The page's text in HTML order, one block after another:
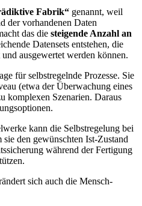
Fabrik“ genannt, weil
der vorhandenen Daten
das die steigende Anzahl an
Datensets entstehen, die
ausgewertet werden können.
für selbstregelnde Prozesse. Sie
(etwa der Überwachung eines
komplexen Szenarien. Daraus
kann die Selbstregelung bei
den gewünschten Ist-Zustand
während der Fertigung
sich auch die Mensch-